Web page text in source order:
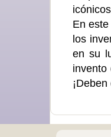
En
los
en su
invento